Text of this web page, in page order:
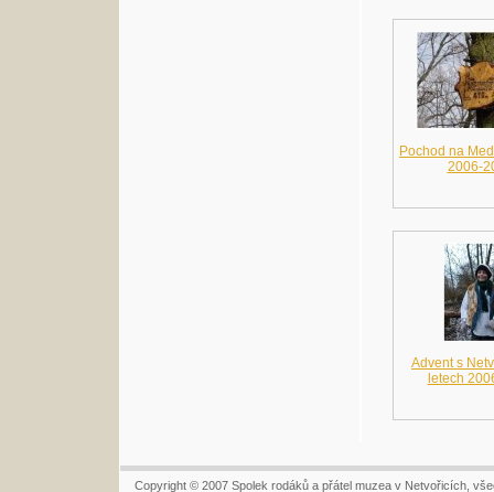
Pochod na
2006-
Advent s
letech
Copyright © 2007 Spolek rodáků a přátel muzea v Netvořicích,